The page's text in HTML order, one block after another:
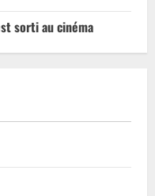
sorti au cinéma